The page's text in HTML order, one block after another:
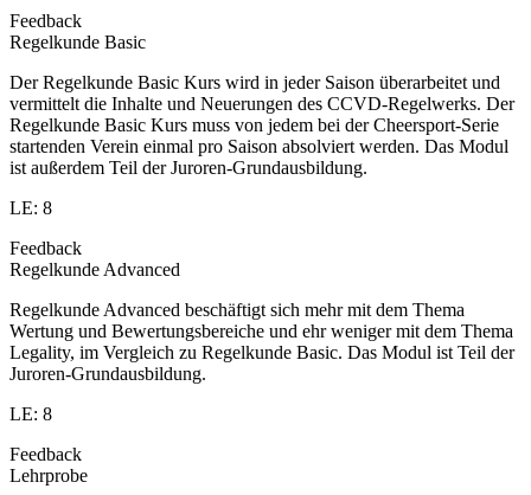
Feedback
Regelkunde Basic
Der Regelkunde Basic Kurs wird in jeder Saison überarbeitet und
vermittelt die Inhalte und Neuerungen des CCVD-Regelwerks. Der
Regelkunde Basic Kurs muss von jedem bei der Cheersport-Serie
startenden Verein einmal pro Saison absolviert werden. Das Modul
ist außerdem Teil der Juroren-Grundausbildung.
LE: 8
Feedback
Regelkunde Advanced
Regelkunde Advanced beschäftigt sich mehr mit dem Thema
Wertung und Bewertungsbereiche und ehr weniger mit dem Thema
Legality, im Vergleich zu Regelkunde Basic. Das Modul ist Teil der
Juroren-Grundausbildung.
LE: 8
Feedback
Lehrprobe